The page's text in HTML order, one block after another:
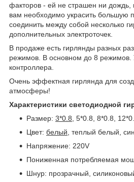
факторов - ей не страшен ни дождь,
вам необходимо украсить большую
соединить между собой несколько
дополнительных электроточек.
В продаже есть гирлянды разных
режимов. В основном до 8
контроллера.
Очень эффектная гирлянда для
атмосферы!
Характеристики светодиодной
Размер: 3*0.8 , 5*0.8, 8*0.8,
Цвет: белый , теплый белый,
Напряжение: 220V
Пониженная потребляемая
Шнур: прозрачный,